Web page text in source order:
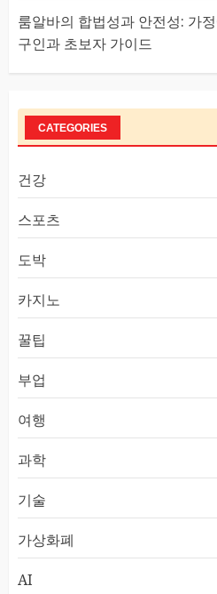
룸알바의 합법성과 안전성: 가
구인과 초보자 가이드
CATEGORIES
건강
스포츠
도박
카지노
꿀팁
부업
여행
과학
기술
가상화폐
AI